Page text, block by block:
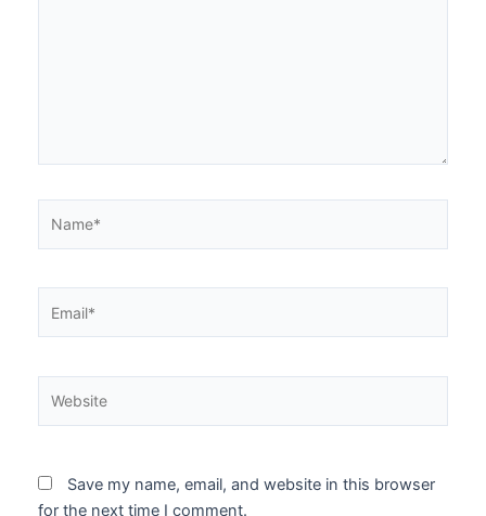
Save my name, email, and website in this browser
for the next time I comment.